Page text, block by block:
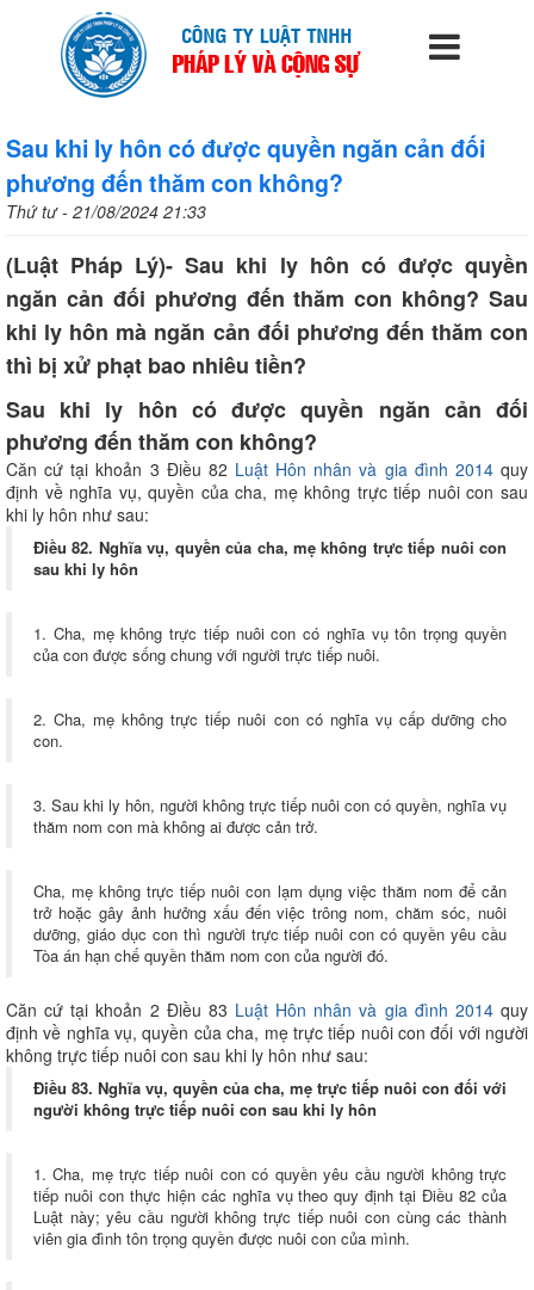
Sau khi ly hôn có được quyền ngăn cản đối
phương đến thăm con không?
Thứ tư - 21/08/2024 21:33
(Luật Pháp Lý)- Sau khi ly hôn có được quyền
ngăn cản đối phương đến thăm con không? Sau
khi ly hôn mà ngăn cản đối phương đến thăm con
thì bị xử phạt bao nhiêu tiền?
Sau khi ly hôn có được quyền ngăn cản đối
phương đến thăm con không?
Căn cứ tại khoản 3 Điều 82 Luật Hôn nhân và gia đình 2014quy
định về nghĩa vụ, quyền của cha, mẹ không trực tiếp nuôi con sau
khi ly hôn như sau:
Điều 82. Nghĩa vụ, quyền của cha, mẹ không trực tiếp nuôi con
sau khi ly hôn
1. Cha, mẹ không trực tiếp nuôi con có nghĩa vụ tôn trọng quyền
của con được sống chung với người trực tiếp nuôi.
2. Cha, mẹ không trực tiếp nuôi con có nghĩa vụ cấp dưỡng cho
con.
3. Sau khi ly hôn, người không trực tiếp nuôi con có quyền, nghĩa vụ
thăm nom con mà không ai được cản trở.
Cha, mẹ không trực tiếp nuôi con lạm dụng việc thăm nom để cản
trở hoặc gây ảnh hưởng xấu đến việc trông nom, chăm sóc, nuôi
dưỡng, giáo dục con thì người trực tiếp nuôi con có quyền yêu cầu
Tòa án hạn chế quyền thăm nom con của người đó.
Căn cứ tại khoản 2 Điều 83 Luật Hôn nhân và gia đình 2014quy
định về nghĩa vụ, quyền của cha, mẹ trực tiếp nuôi con đối với người
không trực tiếp nuôi con sau khi ly hôn như sau:
Điều 83. Nghĩa vụ, quyền của cha, mẹ trực tiếp nuôi con đối với
người không trực tiếp nuôi con sau khi ly hôn
1. Cha, mẹ trực tiếp nuôi con có quyền yêu cầu người không trực
tiếp nuôi con thực hiện các nghĩa vụ theo quy định tại Điều 82 của
Luật này; yêu cầu người không trực tiếp nuôi con cùng các thành
viên gia đình tôn trọng quyền được nuôi con của mình.